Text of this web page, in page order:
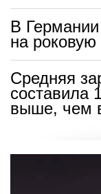
В
на
Средняя
составила
выше, чем